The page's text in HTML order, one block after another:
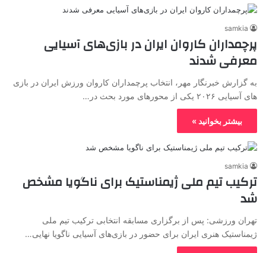
samkia
پرچمداران کاروان ایران در بازی‌های آسیایی
معرفی شدند
به گزارش خبرنگار مهر، انتخاب پرچمداران کاروان ورزش ایران در بازی
های آسیایی ۲۰۲۶ یکی از محورهای مورد بحث در…
بیشتر بخوانید »
samkia
ترکیب تیم ملی ژیمناستیک برای ناگویا مشخص
شد
تهران ورزشی: پس از برگزاری مسابقه انتخابی ترکیب تیم ملی
ژیمناستیک هنری ایران برای حضور در بازی‌های آسیایی ناگویا نهایی…